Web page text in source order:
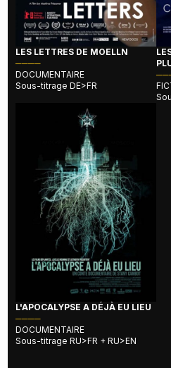
LES LETTRES DE MOELLN
────
DOCUMENTAIRE
Sous-titrage DE>FR
L'APOCALYPSE A DÉJÀ EU LIEU
────
DOCUMENTAIRE
Sous-titrage RU>FR + RU>EN